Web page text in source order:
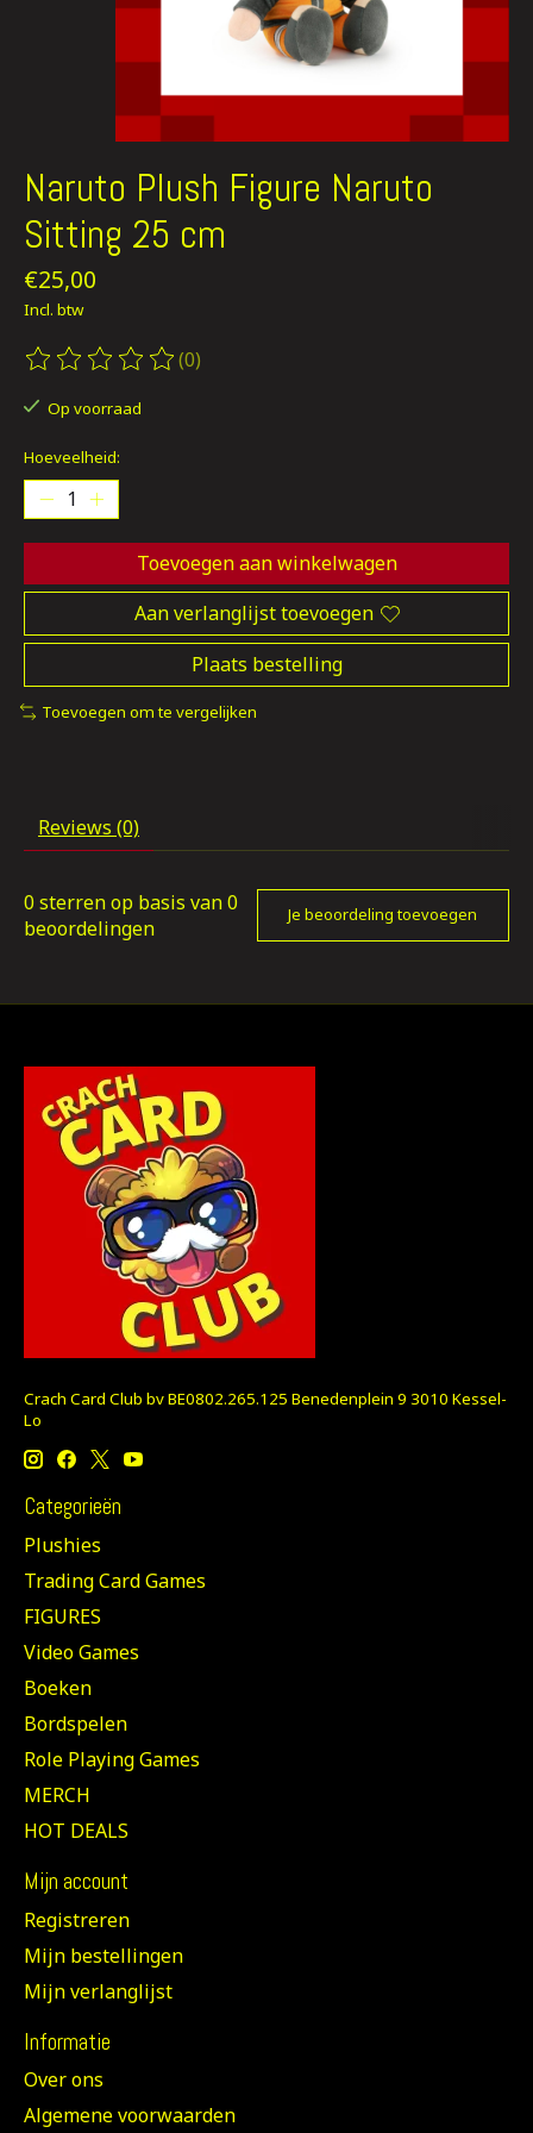
Naruto Plush Figure Naruto
Sitting 25 cm
€25,00
Incl. btw
De beoordeling van dit product is
(0)
Op voorraad
Hoeveelheid:
Toevoegen aan winkelwagen
Aan verlanglijst toevoegen
Plaats bestelling
Toevoegen om te vergelijken
Reviews (0)
0 sterren op basis van0
beoordelingen
Je beoordeling toevoegen
Crach Card Club bv BE0802.265.125 Benedenplein 9 3010 Kessel-
Lo
Categorieën
Plushies
Trading Card Games
FIGURES
Video Games
Boeken
Bordspelen
Role Playing Games
MERCH
HOT DEALS
Mijn account
Registreren
Mijn bestellingen
Mijn verlanglijst
Informatie
Over ons
Algemene voorwaarden